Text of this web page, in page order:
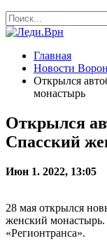
Главная
Новости
Открылся
монастырь
Открылся
Спасский
Июн 1. 2022, 13:05
28 мая открылся
женский
«Регионтранса».